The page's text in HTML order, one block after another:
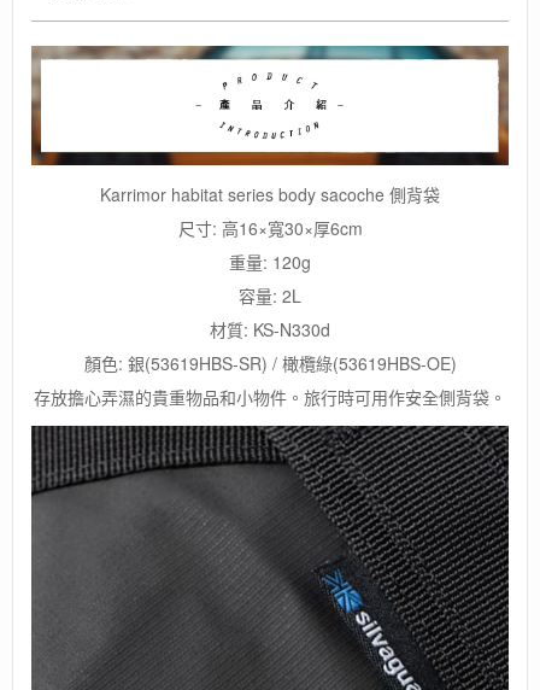
Karrimor habitat series body sacoche 側背袋
尺寸: 高16×寬30×厚6cm
重量: 120g
容量: 2L
材質: KS-N330d
顏色: 銀(53619HBS-SR) / 橄欖綠(53619HBS-OE)
存放擔心弄濕的貴重物品和小物件。旅行時可用作安全側背袋。